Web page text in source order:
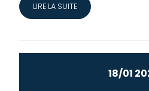
LIRE LA SUITE
18/01